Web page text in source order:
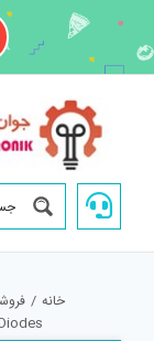
content
خانه /